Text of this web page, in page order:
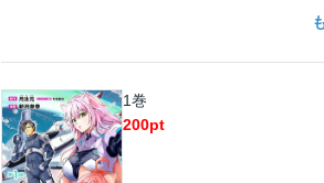
ぐうじぜん）は、1人で山梨県のキャンプ場
やオークなどの異性の種族がひしめき合う
ースオペラのの傑作、待望の漫画化!!
1巻
200pt